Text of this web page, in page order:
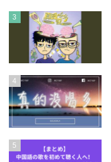
3
4
5